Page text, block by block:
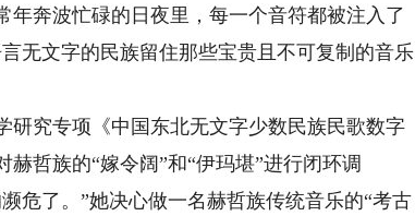
奔波忙碌的日夜里，每一个音符都被注入了
无文字的民族留住那些宝贵且不可复制的音乐
究专项《中国东北无文字少数民族民歌数字
哲族的“嫁令阔”和“伊玛堪”进行闭环调
危了。”她决心做一名赫哲族传统音乐的“考古